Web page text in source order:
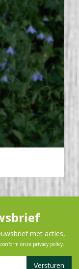
met acties,
onze privacy policy.